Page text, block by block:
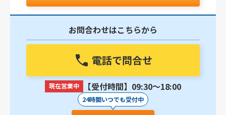
お問合わせはこちらから
電話で問合せ
現在営業中 【受付時間】09:30〜18:00
24時間いつでも受付中